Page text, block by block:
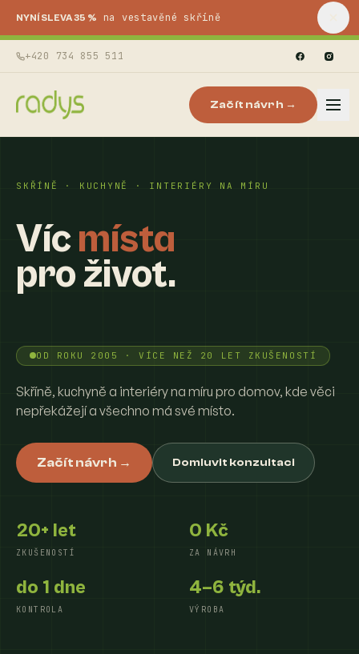
NYNÍ SLEVA 35 % na vestavěné skříně
+420 734 855 511
Začít návrh →
SKŘÍNĚ · KUCHYNĚ · INTERIÉRY NA MÍRU
Vícmísta
pro život.
OD ROKU 2005 · VÍCE NEŽ 20 LET ZKUŠENOSTÍ
Skříně, kuchyně a interiéry na míru pro domov, kde věci
nepřekážejí a všechno má své místo.
Začít návrh → Domluvit konzultaci
20+ let
ZKUŠENOSTÍ
0 Kč
ZA NÁVRH
do 1 dne
KONTROLA
4–6 týd.
VÝROBA